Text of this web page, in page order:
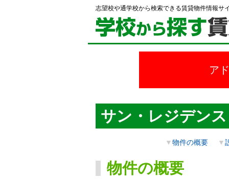
志望校や通学校から検索できる賃貸物件情報サ
ア
サン・レジデンス
▼物件の概要 ▼
物件の概要